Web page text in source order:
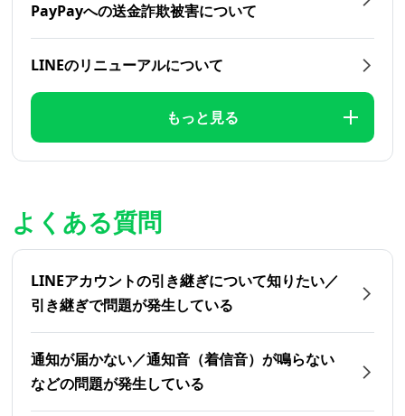
PayPayへの送金詐欺被害について
LINEのリニューアルについて
もっと見る
よくある質問
LINEアカウントの引き継ぎについて知りたい／
引き継ぎで問題が発生している
通知が届かない／通知音（着信音）が鳴らない
などの問題が発生している